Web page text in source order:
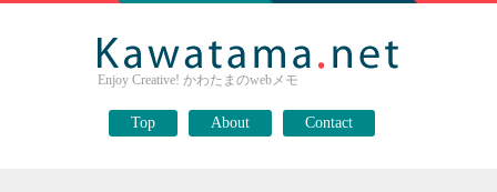
Enjoy Creative! かわたまのwebメモ
Top About Contact